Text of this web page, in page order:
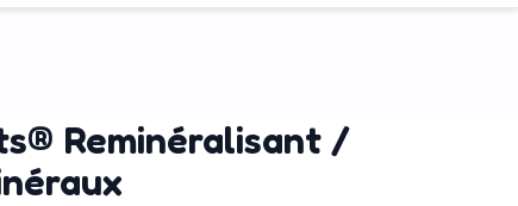
Reminéralisant /